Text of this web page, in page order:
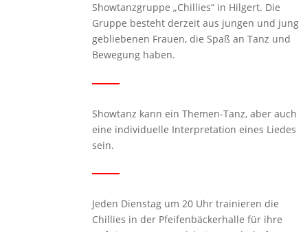
Showtanzgruppe „Chillies“ in Hilgert. Die
Gruppe besteht derzeit aus jungen und jung
gebliebenen Frauen, die Spaß an Tanz und
Bewegung haben.
Showtanz kann ein Themen-Tanz, aber auch
eine individuelle Interpretation eines Liedes
sein.
Jeden Dienstag um 20 Uhr trainieren die
Chillies in der Pfeifenbäckerhalle für ihre